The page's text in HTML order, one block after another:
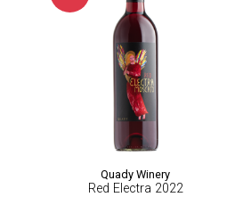
Quady Winery
Red Electra 2022